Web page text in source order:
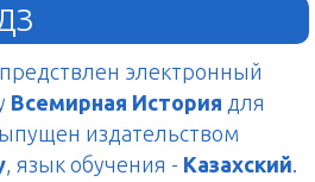
электронный
Всемирная История для
издательством
, язык обучения - Казахский.